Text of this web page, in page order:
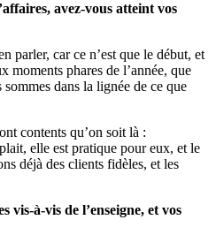
avez-vous atteint vos
parler, car ce n’est que le début, et
moments phares de l’année, que
dans la lignée de ce que
contents qu’on soit là :
elle est pratique pour eux, et le
déjà des clients fidèles, et les
vis-à-vis de l’enseigne, et vos